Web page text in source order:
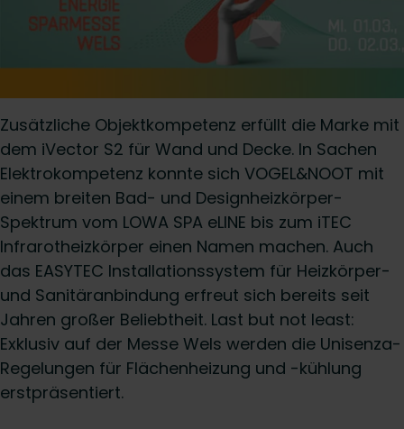
Zusätzliche Objektkompetenz erfüllt die Marke mit
dem iVector S2 für Wand und Decke. In Sachen
Elektrokompetenz konnte sich VOGEL&NOOT mit
einem breiten Bad- und Designheizkörper-
Spektrum vom LOWA SPA eLINE bis zum iTEC
Infrarotheizkörper einen Namen machen. Auch
das EASYTEC Installationssystem für Heizkörper-
und Sanitäranbindung erfreut sich bereits seit
Jahren großer Beliebtheit. Last but not least:
Exklusiv auf der Messe Wels werden die Unisenza-
Regelungen für Flächenheizung und -kühlung
erstpräsentiert.